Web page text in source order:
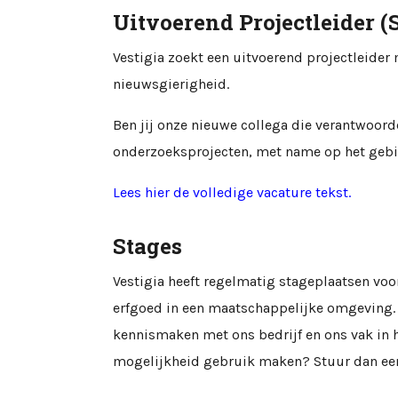
Uitvoerend Projectleider
Vestigia zoekt een uitvoerend
nieuwsgierigheid.
Ben jij onze nieuwe collega die
onderzoeksprojecten, met name op het
Lees hier de volledige vacature tekst.
Stages
Vestigia heeft regelmatig stageplaatsen
erfgoed in een maatschappelijke
kennismaken met ons bedrijf en ons vak in
mogelijkheid gebruik maken? Stuur dan